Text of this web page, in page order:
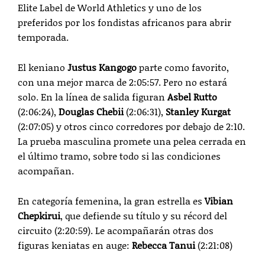
Elite Label de World Athletics y uno de los
preferidos por los fondistas africanos para abrir
temporada.
El kenianoJustus Kangogoparte como favorito,
con una mejor marca de 2:05:57. Pero no estará
solo. En la línea de salida figuranAsbel Rutto
(2:06:24),Douglas Chebii(2:06:31),Stanley Kurgat
(2:07:05) y otros cinco corredores por debajo de 2:10.
La prueba masculina promete una pelea cerrada en
el último tramo, sobre todo si las condiciones
acompañan.
En categoría femenina, la gran estrella esVibian
Chepkirui, que defiende su título y su récord del
circuito (2:20:59). Le acompañarán otras dos
figuras keniatas en auge:Rebecca Tanui(2:21:08)